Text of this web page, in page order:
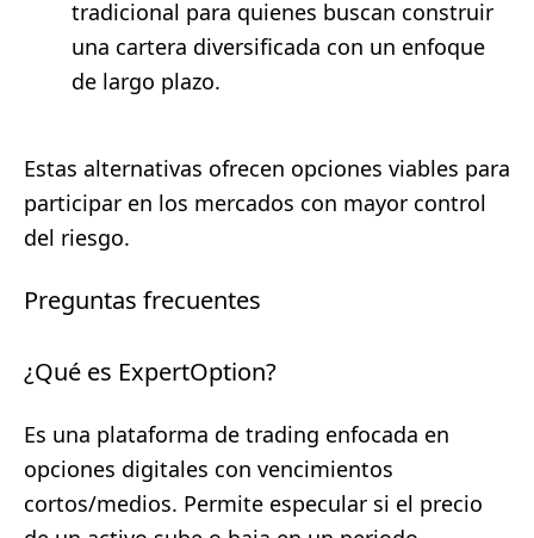
tradicional para quienes buscan construir
una cartera diversificada con un enfoque
de largo plazo.
Estas alternativas ofrecen opciones viables para
participar en los mercados con mayor control
del riesgo.
Preguntas frecuentes
¿Qué es ExpertOption?
Es una plataforma de trading enfocada en
opciones digitales con vencimientos
cortos/medios. Permite especular si el precio